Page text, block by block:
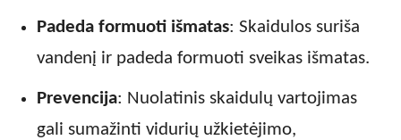
Padeda formuoti išmatas: Skaidulos suriša
vandenį ir padeda formuoti sveikas išmatas.
Prevencija: Nuolatinis skaidulų vartojimas
gali sumažinti vidurių užkietėjimo,